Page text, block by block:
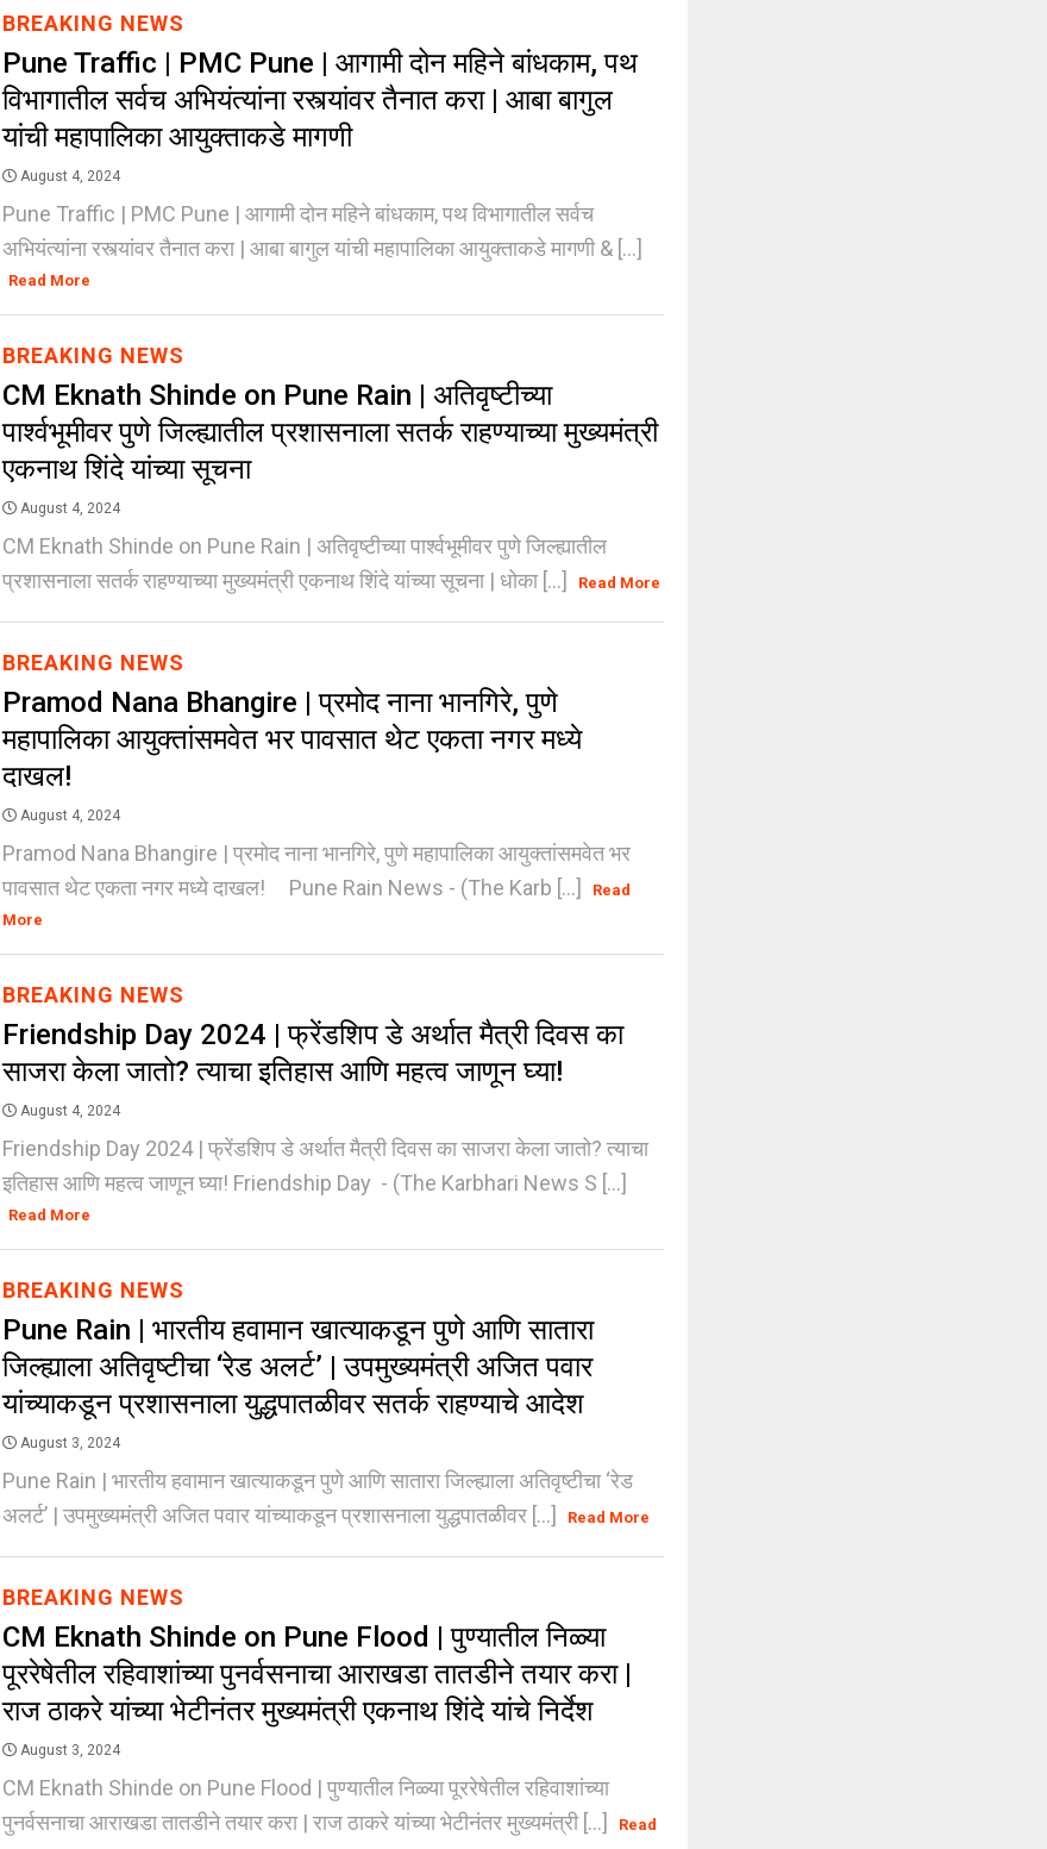
BREAKING NEWS
Pune Traffic | PMC Pune | आगामी दोन महिने बांधकाम, पथ
विभागातील सर्वच अभियंत्यांना रस्त्यांवर तैनात करा | आबा बागुल
यांची महापालिका आयुक्ताकडे मागणी
August 4, 2024
Pune Traffic | PMC Pune | आगामी दोन महिने बांधकाम, पथ विभागातील सर्वच
अभियंत्यांना रस्त्यांवर तैनात करा | आबा बागुल यांची महापालिका आयुक्ताकडे मागणी & [...]
Read More
BREAKING NEWS
CM Eknath Shinde on Pune Rain | अतिवृष्टीच्या
पार्श्वभूमीवर पुणे जिल्ह्यातील प्रशासनाला सतर्क राहण्याच्या मुख्यमंत्री
एकनाथ शिंदे यांच्या सूचना
August 4, 2024
CM Eknath Shinde on Pune Rain | अतिवृष्टीच्या पार्श्वभूमीवर पुणे जिल्ह्यातील
प्रशासनाला सतर्क राहण्याच्या मुख्यमंत्री एकनाथ शिंदे यांच्या सूचना | धोका [...]
Read More
BREAKING NEWS
Pramod Nana Bhangire | प्रमोद नाना भानगिरे, पुणे
महापालिका आयुक्तांसमवेत भर पावसात थेट एकता नगर मध्ये
दाखल!
August 4, 2024
Pramod Nana Bhangire | प्रमोद नाना भानगिरे, पुणे महापालिका आयुक्तांसमवेत भर
पावसात थेट एकता नगर मध्ये दाखल! Pune Rain News - (The Karb [...]
Read
More
BREAKING NEWS
Friendship Day 2024 | फ्रेंडशिप डे अर्थात मैत्री दिवस का
साजरा केला जातो? त्याचा इतिहास आणि महत्व जाणून घ्या!
August 4, 2024
Friendship Day 2024 | फ्रेंडशिप डे अर्थात मैत्री दिवस का साजरा केला जातो? त्याचा
इतिहास आणि महत्व जाणून घ्या! Friendship Day - (The Karbhari News S [...]
Read More
BREAKING NEWS
Pune Rain | भारतीय हवामान खात्याकडून पुणे आणि सातारा
जिल्ह्याला अतिवृष्टीचा ‘रेड अलर्ट’ | उपमुख्यमंत्री अजित पवार
यांच्याकडून प्रशासनाला युद्धपातळीवर सतर्क राहण्याचे आदेश
August 3, 2024
Pune Rain | भारतीय हवामान खात्याकडून पुणे आणि सातारा जिल्ह्याला अतिवृष्टीचा ‘रेड
अलर्ट’ | उपमुख्यमंत्री अजित पवार यांच्याकडून प्रशासनाला युद्धपातळीवर [...]
Read More
BREAKING NEWS
CM Eknath Shinde on Pune Flood | पुण्यातील निळ्या
पूररेषेतील रहिवाशांच्या पुनर्वसनाचा आराखडा तातडीने तयार करा |
राज ठाकरे यांच्या भेटीनंतर मुख्यमंत्री एकनाथ शिंदे यांचे निर्देश
August 3, 2024
CM Eknath Shinde on Pune Flood | पुण्यातील निळ्या पूररेषेतील रहिवाशांच्या
पुनर्वसनाचा आराखडा तातडीने तयार करा | राज ठाकरे यांच्या भेटीनंतर मुख्यमंत्री [...]
Read